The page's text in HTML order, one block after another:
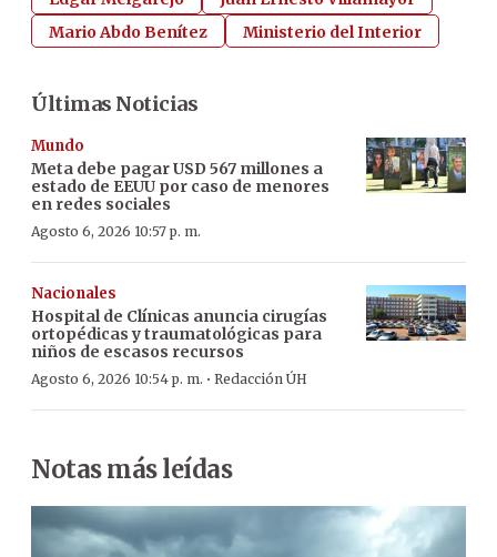
Mario Abdo Benítez
Ministerio del Interior
Últimas Noticias
Mundo
Meta debe pagar USD 567 millones a
estado de EEUU por caso de menores
en redes sociales
Agosto 6, 2026 10:57 p. m.
Nacionales
Hospital de Clínicas anuncia cirugías
ortopédicas y traumatológicas para
niños de escasos recursos
Agosto 6, 2026 10:54 p. m. · Redacción ÚH
Notas más leídas